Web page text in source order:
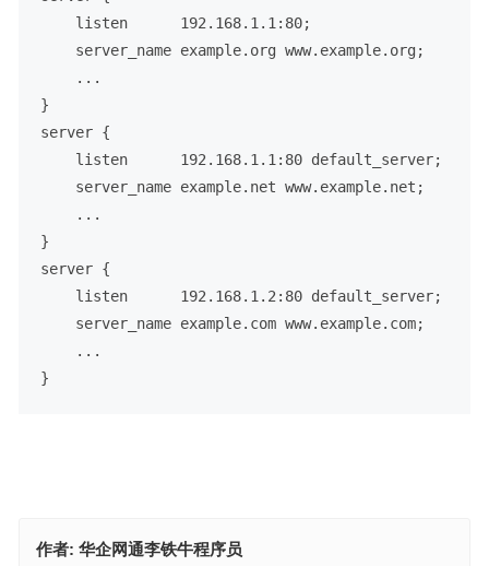
    listen
192.168. 1.1: 80;
    server_name example
.org www.example.org;
}
server {
    listen
192.168. 1.1: 80 default_server;
    server_name example
.net www.example.net ;
}
server {
    listen
192.168. 1.2: 80 default_server;
    server_name example
.com www.example.com;
}
作者: 华企网通李铁牛程序员